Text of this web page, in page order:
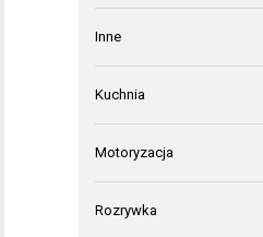
Inne
Kuchnia
Motoryzacja
Rozrywka